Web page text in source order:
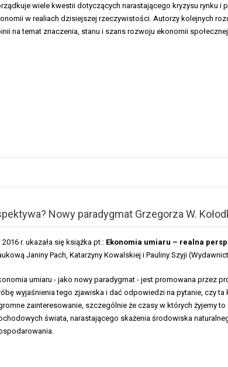
wiele kwestii dotyczących narastającego kryzysu rynku
w realiach dzisiejszej rzeczywistości. Autorzy kolejnych
na temat znaczenia, stanu i szans rozwoju ekonomii społecznej.
Nowy paradygmat Grzegorza W.
2016 r. ukazała się książka pt.: Ekonomia umiaru – realna
Janiny Pach, Katarzyny Kowalskiej i Pauliny Szyji
umiaru - jako nowy paradygmat - jest promowana przez
wyjaśnienia tego zjawiska i dać odpowiedzi na pytanie, czy
zainteresowanie, szczególnie że czasy w których żyjemy
świata, narastającego skażenia środowiska